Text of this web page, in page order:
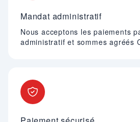
Mandat administratif
Nous acceptons les paiements
administratif et sommes agréés